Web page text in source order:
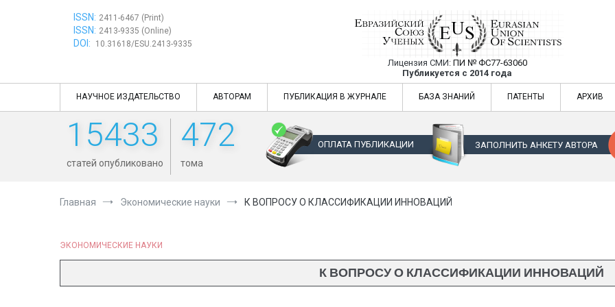
ISSN: 2411-6467 (Print)
ISSN: 2413-9335 (Online)
DOI: 10.31618/ESU.2413-9335
Евразийский Союз Ученых —
Лицензия СМИ: ПИ № ФС77-63060
Публикуется с 2014 года
Евразийский Союз Ученых — публикация научных статей в
НАУЧНОЕ ИЗДАТЕЛЬСТВО АВТОРАМ ПУБЛИКАЦИЯ В ЖУРНАЛЕ БАЗА ЗНАНИЙ ПАТЕНТЫ АРХИВ
15433
статей опубликовано
472
тома
ОПЛАТА ПУБЛИКАЦИИ ЗАПОЛНИТЬ АНКЕТУ АВТОРА
Главная Экономические науки К ВОПРОСУ О КЛАССИФИКАЦИИ ИННОВАЦИЙ
ЭКОНОМИЧЕСКИЕ НАУКИ
К ВОПРОСУ О КЛАССИФИКАЦИИ ИННОВАЦИЙ